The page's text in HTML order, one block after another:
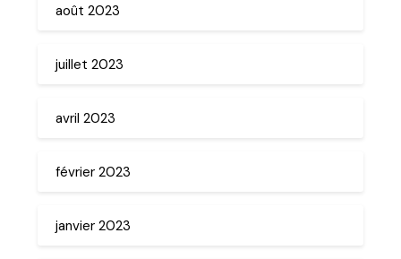
août 2023
juillet 2023
avril 2023
février 2023
janvier 2023